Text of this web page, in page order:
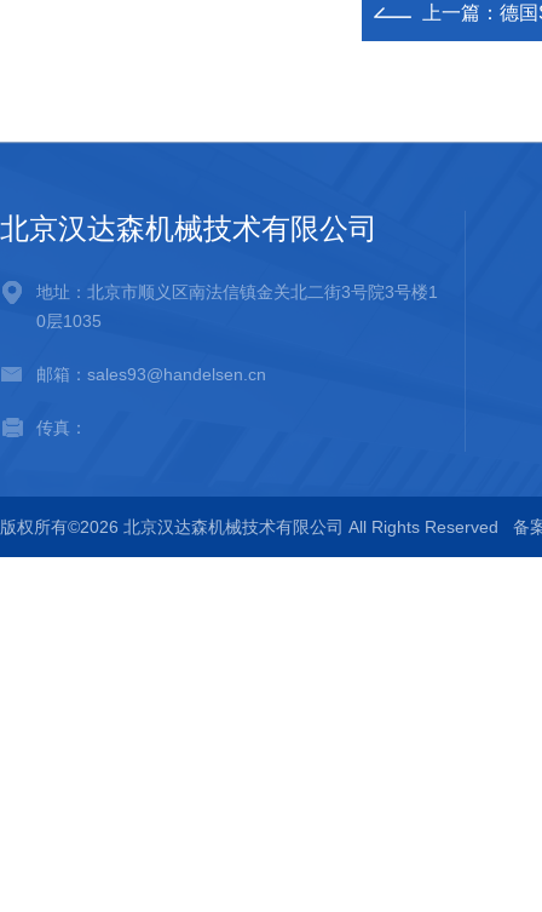
上一篇： 德
北京汉达森机械技术有限公司
地址：北京市顺义区南法信镇金关北二街3号院3号楼1
0层1035
邮箱：sales93@handelsen.cn
传真：
版权所有©2026 北京汉达森机械技术有限公司 All Rights Reserved 备